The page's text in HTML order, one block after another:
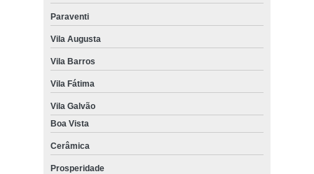
Paraventi
Vila Augusta
Vila Barros
Vila Fátima
Vila Galvão
Boa Vista
Cerâmica
Prosperidade